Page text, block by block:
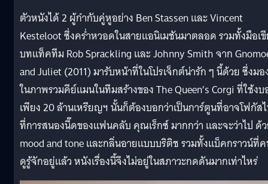
ตัวหนังได้ 2 ผู้กำกับคู่หูอย่าง Ben Stassen และ Vincent
Kesteloot ซึ่งคร่ำหวอดในสายแอนิเมชันมาตลอด รวมทั้งมือเ
บทแท็คทีม Rob Sprackling และ Johnny Smith จาก
and Juliet (2011) มารับหน้าที่ในโปรเจ็กต์น่ารัก ๆ นี้ด้วย ซึ่งมอ
ในภาพรวมคีย์แมนในทีมสร้างของ The Queen’s Corgi ที่ใช้ง
เพียง 20 ล้านเหรียญฯ นั้นก็ต้องบอกว่าเป็นการ์ตูนที่อาจโฟกัส
ที่การสนองนี๊ดของแฟนคลับ คุณเร็กซ์ มากกว่า และจะว่าไป ด้
mood and tone และกลิ่นอายแบบบริติช รวมทั้งแบ็คกราวน์ที่
ดูรู้จักอยู่แล้ว หนังเรื่องนี้จึงไม่อยู่ในสภาวะกดดันมากเท่าไหร่